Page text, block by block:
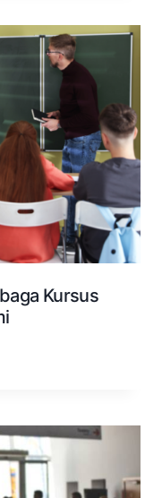
Kursus